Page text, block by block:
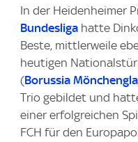
In der Heidenheimer
Bundesliga hatte
Beste, mittlerweile
heutigen
(Borussia
Trio gebildet und
einer erfolgreichen
FCH für den